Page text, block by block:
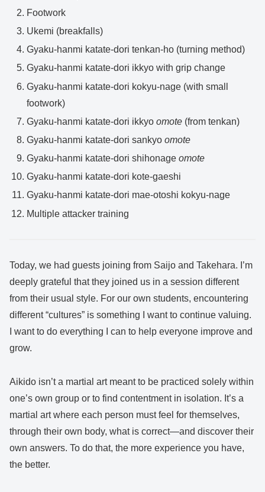
Footwork
Ukemi (breakfalls)
Gyaku-hanmi katate-dori tenkan-ho (turning method)
Gyaku-hanmi katate-dori ikkyo with grip change
Gyaku-hanmi katate-dori kokyu-nage (with small
footwork)
Gyaku-hanmi katate-dori ikkyoomote (from tenkan)
Gyaku-hanmi katate-dori sankyoomote
Gyaku-hanmi katate-dori shihonageomote
Gyaku-hanmi katate-dori kote-gaeshi
Gyaku-hanmi katate-dori mae-otoshi kokyu-nage
Multiple attacker training
Today, we had guests joining from Saijo and Takehara. I’m
deeply grateful that they joined us in a session different
from their usual style. For our own students, encountering
different “cultures” is something I want to continue valuing.
I want to do everything I can to help everyone improve and
grow.
Aikido isn’t a martial art meant to be practiced solely within
one’s own group or to find contentment in isolation. It’s a
martial art where each person must feel for themselves,
through their own body, what is correct—and discover their
own answers. To do that, the more experience you have,
the better.